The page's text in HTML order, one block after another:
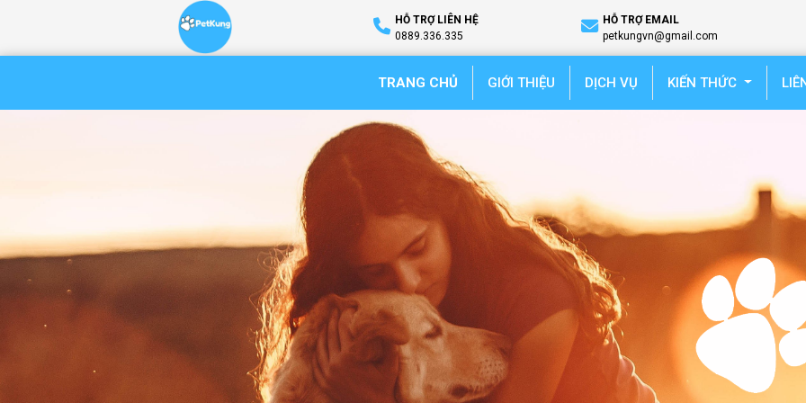
HỖ TRỢ LIÊN HỆ
0889.336.335
HỖ TRỢ EMAIL
petkungvn@gmail.com
TRANG CHỦ (current)GIỚI THIỆU DỊCH VỤ KIẾN THỨC